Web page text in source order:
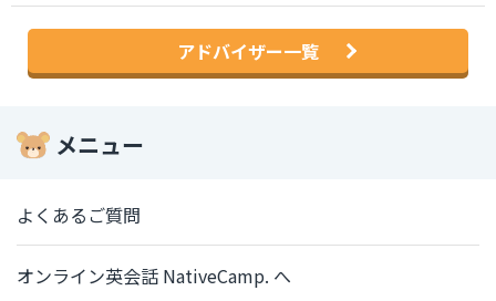
アドバイザー一覧
メニュー
よくあるご質問
オンライン英会話 NativeCamp. へ